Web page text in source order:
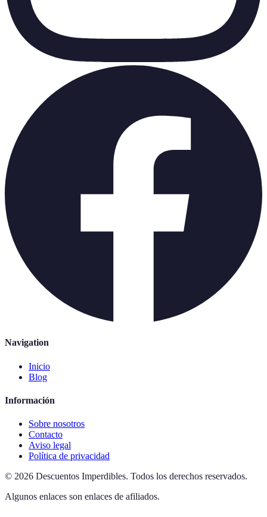
Navigation
Inicio
Blog
Información
Sobre nosotros
Contacto
Aviso legal
Política de privacidad
© 2026 Descuentos Imperdibles. Todos los derechos reservados.
Algunos enlaces son enlaces de afiliados.